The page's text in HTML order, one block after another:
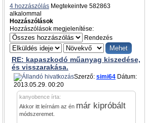
4 hozzászólás Megtekeintve 582863
alkalommal
Hozzászólások
Hozzászólások megjelenítése:
Rendezés
RE: kapaszkodó műanyag kiszedése,
és visszarakása.
Szerző: simi64Dátum:
2013.05.29. 00:20
kanyobence írta:
Akkor itt leírnám az én már kipróbált
módszeremet.